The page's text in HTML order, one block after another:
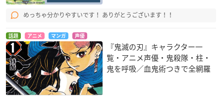
めっちゃ分かりやすいです！ ありがとうございます！！
話題 アニメ マンガ 声優
『鬼滅の刃』キャラクター一
覧・アニメ声優・鬼殺隊・柱・
鬼を呼吸／血鬼術つきで全網羅